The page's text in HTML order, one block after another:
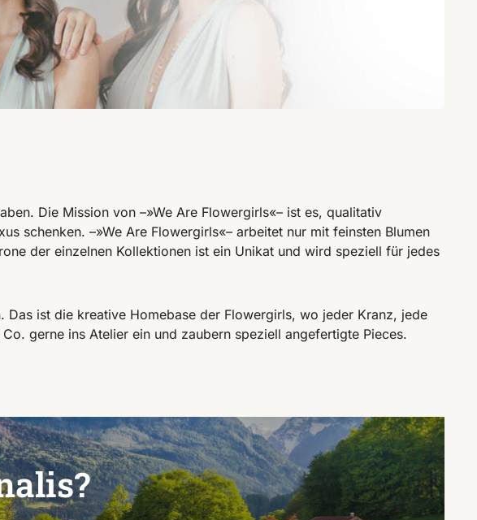
Die Mission von –»We Are Flowergirls«– ist es, qualitativ
schenken. –»We Are Flowergirls«– arbeitet nur mit feinsten Blumen
der einzelnen Kollektionen ist ein Unikat und wird speziell für jedes
ist die kreative Homebase der Flowergirls, wo jeder Kranz, jede
gerne ins Atelier ein und zaubern speziell angefertigte Pieces.